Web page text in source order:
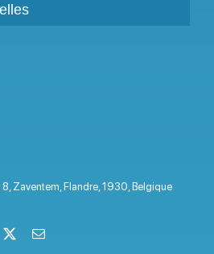
8 Zaventem Flandre, 1930 Belgique
Email